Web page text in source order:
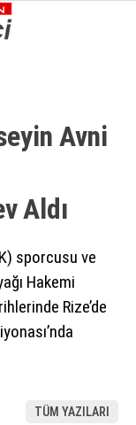
Avni
Aldı
sporcusu ve
Hakemi
Rize’de
TÜM YAZILARI